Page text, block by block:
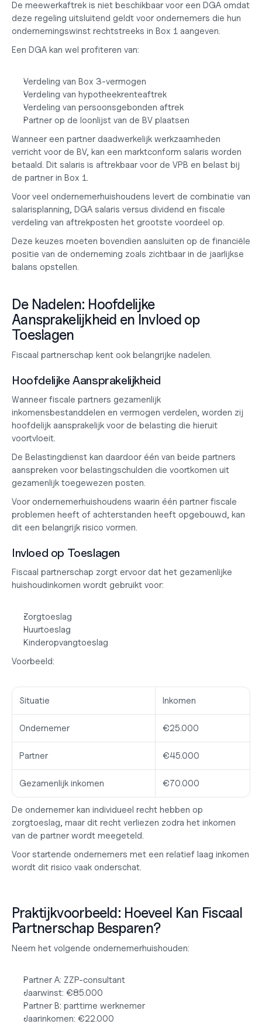
De meewerkaftrek is niet beschikbaar voor een DGA omdat
deze regeling uitsluitend geldt voor ondernemers die hun
ondernemingswinst rechtstreeks in Box 1 aangeven.
Een DGA kan wel profiteren van:
Verdeling van Box 3-vermogen
Verdeling van hypotheekrenteaftrek
Verdeling van persoonsgebonden aftrek
Partner op de loonlijst van de BV plaatsen
Wanneer een partner daadwerkelijk werkzaamheden
verricht voor de BV, kan een marktconform salaris worden
betaald. Dit salaris is aftrekbaar voor de VPB en belast bij
de partner in Box 1.
Voor veel ondernemerhuishoudens levert de combinatie van
salarisplanning, DGA salaris versus dividend en fiscale
verdeling van aftrekposten het grootste voordeel op.
Deze keuzes moeten bovendien aansluiten op de financiële
positie van de onderneming zoals zichtbaar in de jaarlijkse
balans opstellen.
De Nadelen: Hoofdelijke
Aansprakelijkheid en Invloed op
Toeslagen
Fiscaal partnerschap kent ook belangrijke nadelen.
Hoofdelijke Aansprakelijkheid
Wanneer fiscale partners gezamenlijk
inkomensbestanddelen en vermogen verdelen, worden zij
hoofdelijk aansprakelijk voor de belasting die hieruit
voortvloeit.
De Belastingdienst kan daardoor één van beide partners
aanspreken voor belastingschulden die voortkomen uit
gezamenlijk toegewezen posten.
Voor ondernemerhuishoudens waarin één partner fiscale
problemen heeft of achterstanden heeft opgebouwd, kan
dit een belangrijk risico vormen.
Invloed op Toeslagen
Fiscaal partnerschap zorgt ervoor dat het gezamenlijke
huishoudinkomen wordt gebruikt voor:
Zorgtoeslag
Huurtoeslag
Kinderopvangtoeslag
Voorbeeld:
Situatie Inkomen
Ondernemer €25.000
Partner €45.000
Gezamenlijk inkomen €70.000
De ondernemer kan individueel recht hebben op
zorgtoeslag, maar dit recht verliezen zodra het inkomen
van de partner wordt meegeteld.
Voor startende ondernemers met een relatief laag inkomen
wordt dit risico vaak onderschat.
Praktijkvoorbeeld: Hoeveel Kan Fiscaal
Partnerschap Besparen?
Neem het volgende ondernemerhuishouden:
Partner A: ZZP-consultant
Jaarwinst: €85.000
Partner B: parttime werknemer
Jaarinkomen: €22.000